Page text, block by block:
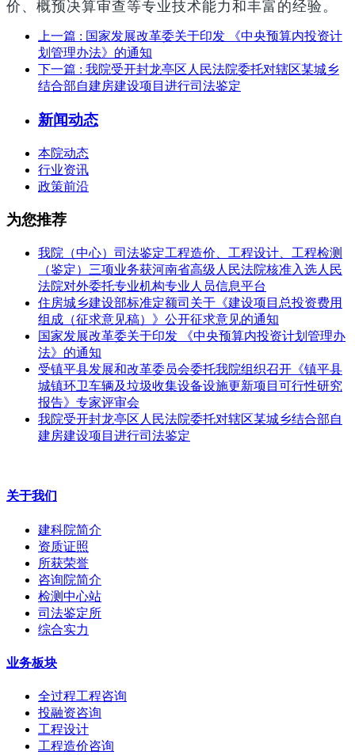
价、概预决算审查等专业技术能力和丰富的经验。
上一篇 : 国家发展改革委关于印发 《中央预算内投资计
划管理办法》的通知
下一篇 : 我院受开封龙亭区人民法院委托对辖区某城乡
结合部自建房建设项目进行司法鉴定
新闻动态
本院动态
行业资讯
政策前沿
为您推荐
我院（中心）司法鉴定工程造价、工程设计、工程检测
（鉴定）三项业务获河南省高级人民法院核准入选人民
法院对外委托专业机构专业人员信息平台
住房城乡建设部标准定额司关于《建设项目总投资费用
组成（征求意见稿）》公开征求意见的通知
国家发展改革委关于印发 《中央预算内投资计划管理办
法》的通知
受镇平县发展和改革委员会委托我院组织召开《镇平县
城镇环卫车辆及垃圾收集设备设施更新项目可行性研究
报告》专家评审会
我院受开封龙亭区人民法院委托对辖区某城乡结合部自
建房建设项目进行司法鉴定
关于我们
建科院简介
资质证照
所获荣誉
咨询院简介
检测中心站
司法鉴定所
综合实力
业务板块
全过程工程咨询
投融资咨询
工程设计
工程造价咨询